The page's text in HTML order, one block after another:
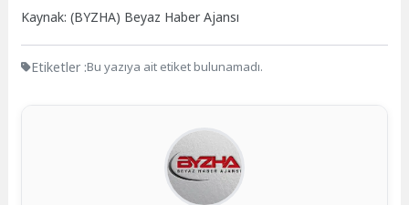
Kaynak: (BYZHA) Beyaz Haber Ajansı
Etiketler :Bu yazıya ait etiket bulunamadı.